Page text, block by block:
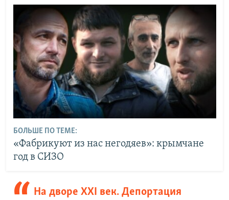
БОЛЬШЕ ПО ТЕМЕ:
«Фабрикуют из нас негодяев»: крымчане
год в СИЗО
На дворе XXI век. Депортация